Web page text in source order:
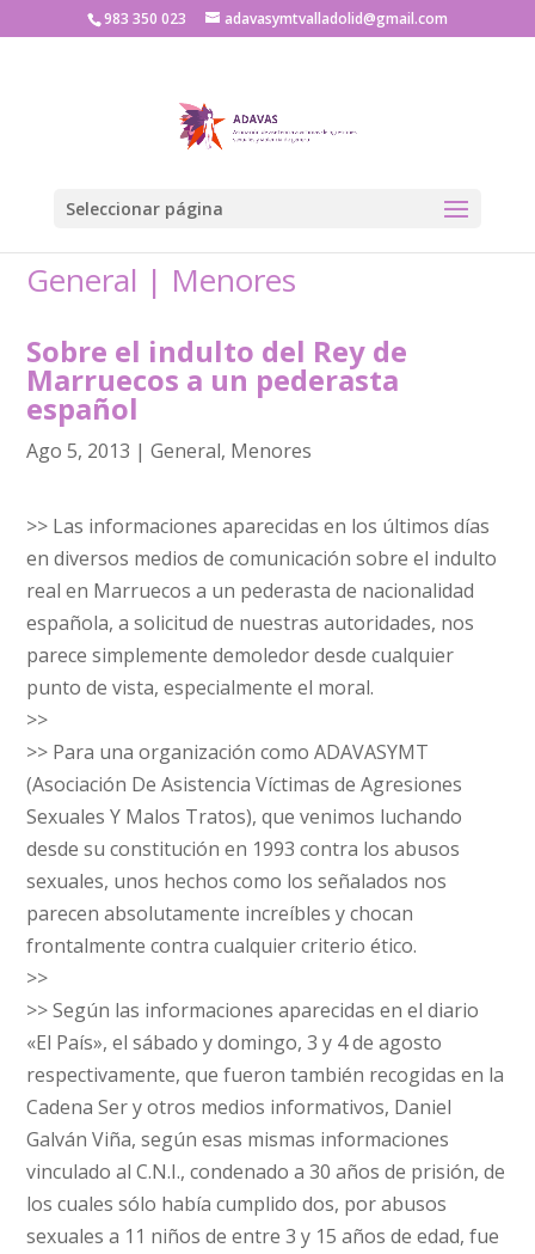
983 350 023 adavasymtvalladolid@gmail.com
Seleccionar página
General | Menores
Sobre el indulto del Rey de
Marruecos a un pederasta
español
Ago 5, 2013 |General, Menores
>> Las informaciones aparecidas en los últimos días
en diversos medios de comunicación sobre el indulto
real en Marruecos a un pederasta de nacionalidad
española, a solicitud de nuestras autoridades, nos
parece simplemente demoledor desde cualquier
punto de vista, especialmente el moral.
>>
>> Para una organización como ADAVASYMT
(Asociación De Asistencia Víctimas de Agresiones
Sexuales Y Malos Tratos), que venimos luchando
desde su constitución en 1993 contra los abusos
sexuales, unos hechos como los señalados nos
parecen absolutamente increíbles y chocan
frontalmente contra cualquier criterio ético.
>>
>> Según las informaciones aparecidas en el diario
«El País», el sábado y domingo, 3 y 4 de agosto
respectivamente, que fueron también recogidas en la
Cadena Ser y otros medios informativos, Daniel
Galván Viña, según esas mismas informaciones
vinculado al C.N.I., condenado a 30 años de prisión, de
los cuales sólo había cumplido dos, por abusos
sexuales a 11 niños de entre 3 y 15 años de edad, fue